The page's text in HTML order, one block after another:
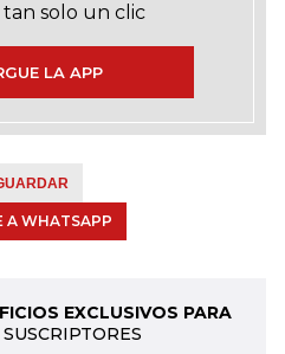
tan solo un clic
LA APP
A WHATSAPP
EXCLUSIVOS PARA